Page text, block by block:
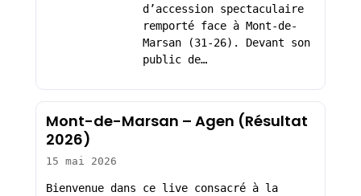
d’accession spectaculaire
remporté face à Mont-de-
Marsan (31-26). Devant son
public de…
Mont-de-Marsan – Agen (Résultat
2026)
15 mai 2026
Bienvenue dans ce live consacré à la